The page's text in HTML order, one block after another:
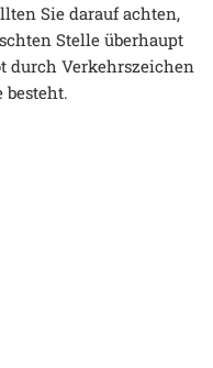
Sie darauf achten,
Stelle überhaupt
durch Verkehrszeichen